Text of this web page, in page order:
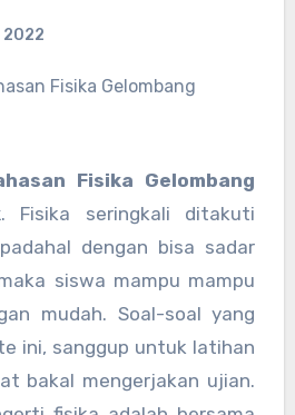
2022
. Fisika seringkali ditakuti
dengan bisa sadar
siswa mampu mampu
mudah. Soal-soal yang
ini, sanggup untuk latihan
bakal mengerjakan ujian.